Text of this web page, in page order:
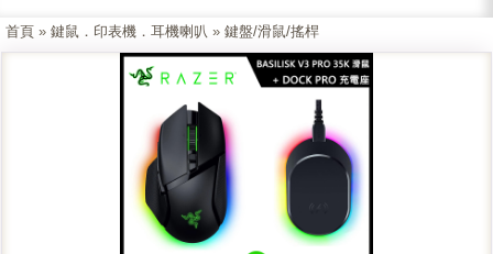
首頁 » 鍵鼠．印表機．耳機喇叭 » 鍵盤/滑鼠/搖桿